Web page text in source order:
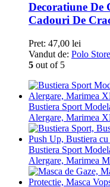
Decoratiune De
Cadouri De
Pret: 47,00 lei
Vandut de: Polo Store
5 out of 5
Bustiera Sport
Alergare, Marimea
Bustiera Sport
Alergare, Marimea M